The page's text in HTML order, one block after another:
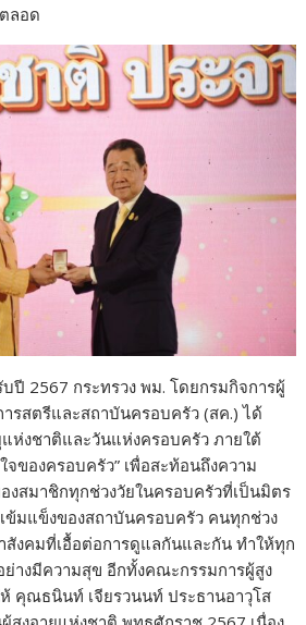
ลอด
ปี 2567 กระทรวง พม. โดยกรมกิจการผู้
รสตรีและสถาบันครอบครัว (สค.) ได้
ห่งชาติและวันแห่งครอบครัว ภายใต้
ของครอบครัว” เพื่อสะท้อนถึงความ
สมาชิกทุกช่วงวัยในครอบครัวที่เป็นมิตร
ข้มแข็งของสถาบันครอบครัว คนทุกช่วง
งคมที่เอื้อต่อการดูแลกันและกัน ทำให้ทุก
างมีความสุข อีกทั้งคณะกรรมการผู้สูง
คุณธนินท์ เจียรวนนท์​ ประธานอาวุโส